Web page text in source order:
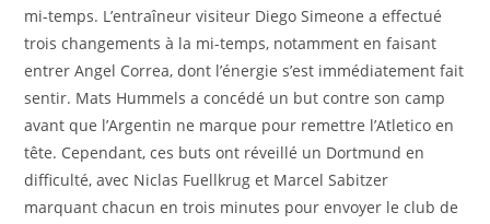
mi-temps. L’entraîneur visiteur Diego Simeone a effectué
trois changements à la mi-temps, notamment en faisant
entrer Angel Correa, dont l’énergie s’est immédiatement fait
sentir. Mats Hummels a concédé un but contre son camp
avant que l’Argentin ne marque pour remettre l’Atletico en
tête. Cependant, ces buts ont réveillé un Dortmund en
difficulté, avec Niclas Fuellkrug et Marcel Sabitzer
marquant chacun en trois minutes pour envoyer le club de